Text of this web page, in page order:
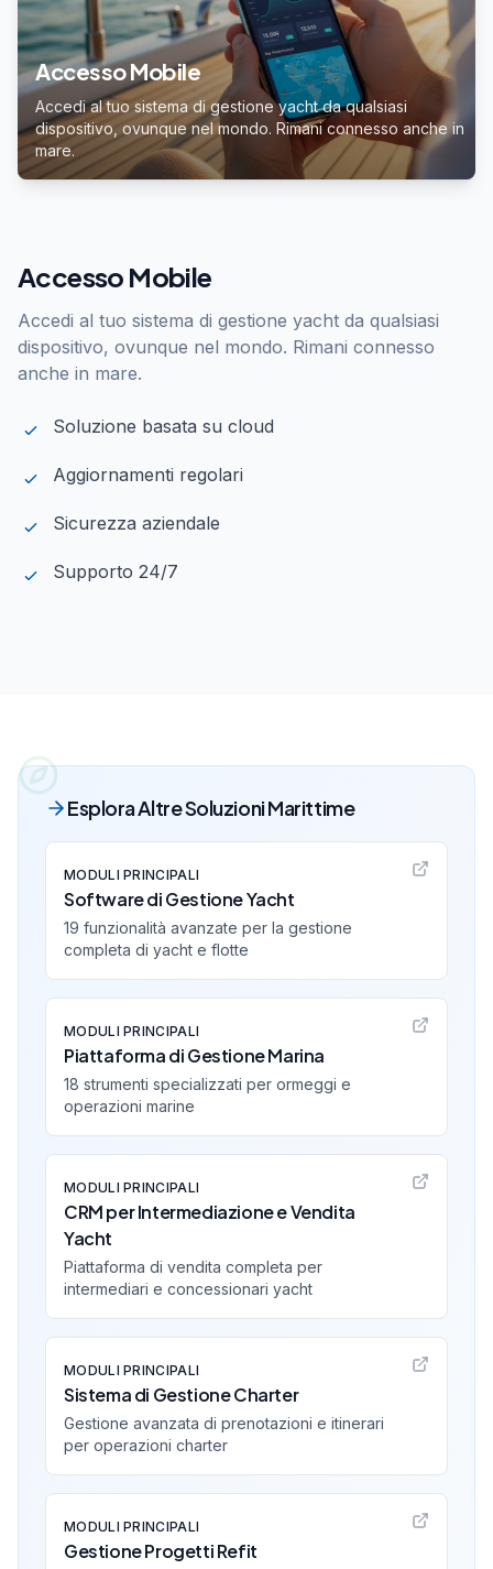
Accesso Mobile
Accedi al tuo sistema di gestione yacht da qualsiasi
dispositivo, ovunque nel mondo. Rimani connesso
anche in mare.
Soluzione basata su cloud
Aggiornamenti regolari
Sicurezza aziendale
Supporto 24/7
Accesso Mobile
Accedi al tuo sistema di gestione yacht da qualsiasi
dispositivo, ovunque nel mondo. Rimani connesso anche in
mare.
Esplora Altre Soluzioni Marittime
MODULI PRINCIPALI
Software di Gestione Yacht
19 funzionalità avanzate per la gestione
completa di yacht e flotte
MODULI PRINCIPALI
Piattaforma di Gestione Marina
18 strumenti specializzati per ormeggi e
operazioni marine
MODULI PRINCIPALI
CRM per Intermediazione e Vendita
Yacht
Piattaforma di vendita completa per
intermediari e concessionari yacht
MODULI PRINCIPALI
Sistema di Gestione Charter
Gestione avanzata di prenotazioni e itinerari
per operazioni charter
MODULI PRINCIPALI
Gestione Progetti Refit